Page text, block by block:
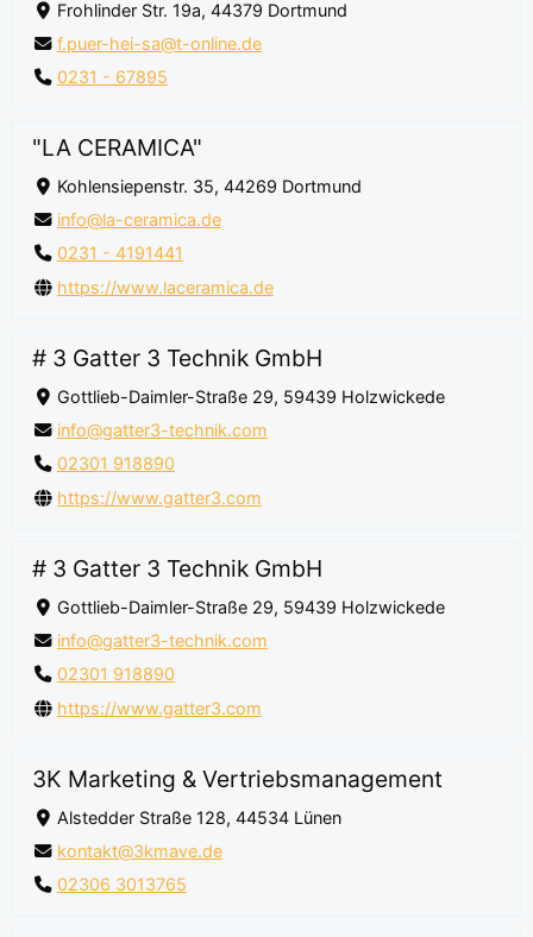
Frohlinder Str. 19a, 44379 Dortmund
f.puer-hei-sa@t-online.de
0231 - 67895
"LA CERAMICA"
Kohlensiepenstr. 35, 44269 Dortmund
info@la-ceramica.de
0231 - 4191441
https://www.laceramica.de
# 3 Gatter 3 Technik GmbH
Gottlieb-Daimler-Straße 29, 59439 Holzwickede
info@gatter3-technik.com
02301 918890
https://www.gatter3.com
# 3 Gatter 3 Technik GmbH
Gottlieb-Daimler-Straße 29, 59439 Holzwickede
info@gatter3-technik.com
02301 918890
https://www.gatter3.com
3K Marketing & Vertriebsmanagement
Alstedder Straße 128, 44534 Lünen
kontakt@3kmave.de
02306 3013765